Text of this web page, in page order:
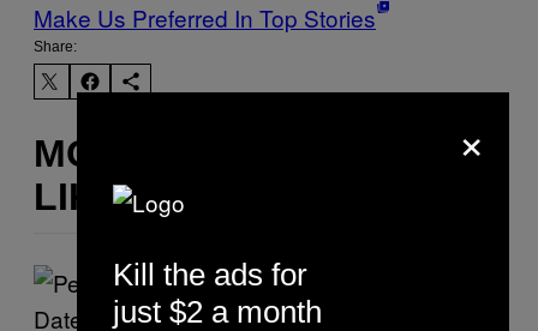
Make Us Preferred In Top Stories
Share:
MORE
LIKE THIS
×
Kill the ads for
just $2 a month